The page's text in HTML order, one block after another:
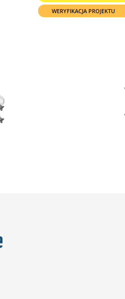
WERYFIKACJA PROJEKTU